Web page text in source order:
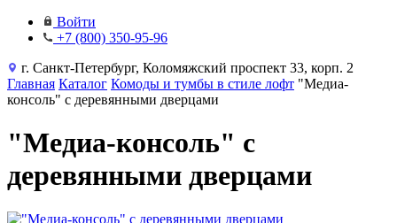
Войти
+7 (800) 350-95-96
г. Санкт-Петербург, Коломяжский проспект 33, корп. 2
Главная Каталог Комоды и тумбы в стиле лофт "Медиа-
консоль" с деревянными дверцами
"Медиа-консоль" с
деревянными дверцами